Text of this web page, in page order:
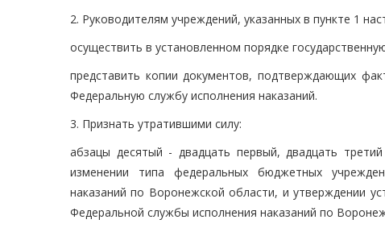
2. Руководителям учреждений, указанных в пункте 1
осуществить в установленном порядке
представить копии документов, подтверждающих
Федеральную службу исполнения наказаний.
3. Признать утратившими силу:
абзацы десятый - двадцать первый, двадцать
изменении типа федеральных бюджетных
наказаний по Воронежской области, и утверждении
Федеральной службы исполнения наказаний по